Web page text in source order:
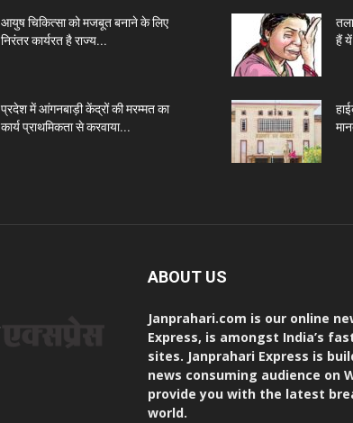
आयुष चिकित्सा को मजबूत बनाने के लिए
निरंतर कार्यरत है राज्य...
प्रदेश में आंगनबाड़ी केंद्रों की मरम्मत का
कार्य प्राथमिकता से करवाया...
हैं
ABOUT US
Janprahari.com is our online
Express, is amongst India’s
sites. Janprahari Express is
news consuming audience on
provide you with the latest
world.